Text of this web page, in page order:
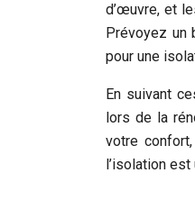
d’œuvre, et
Prévoyez un
pour une
En suivant
lors de la
votre
l’isolation